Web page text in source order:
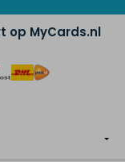
op MyCards.nl